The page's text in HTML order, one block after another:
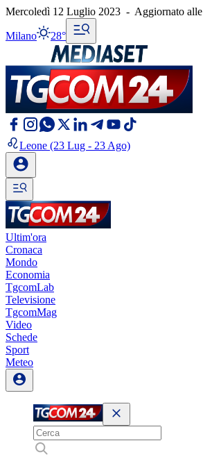
Mercoledì 12 Luglio 2023 - Aggiornato alle
Milano 28°
Leone (23 Lug - 23 Ago)
Ultim'ora
Cronaca
Mondo
Economia
TgcomLab
Televisione
TgcomMag
Video
Schede
Sport
Meteo